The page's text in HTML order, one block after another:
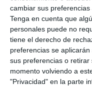
cambiar sus
Tenga en cuenta que
personales puede no
tiene el derecho de
preferencias se
sus preferencias o
momento volviendo a
"Privacidad" en la parte
El
horas